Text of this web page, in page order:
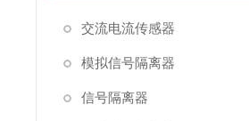
交流电流传感器
模拟信号隔离器
信号隔离器